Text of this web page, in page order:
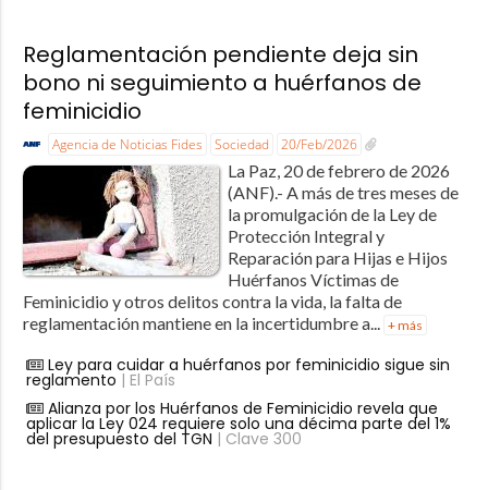
Reglamentación pendiente deja sin
bono ni seguimiento a huérfanos de
feminicidio
Agencia de Noticias Fides Sociedad 20/Feb/2026
La Paz, 20 de febrero de 2026
(ANF).- A más de tres meses de
la promulgación de la Ley de
Protección Integral y
Reparación para Hijas e Hijos
Huérfanos Víctimas de
Feminicidio y otros delitos contra la vida, la falta de
reglamentación mantiene en la incertidumbre a... + más
Ley para cuidar a huérfanos por feminicidio sigue sin
reglamento | El País
Alianza por los Huérfanos de Feminicidio revela que
aplicar la Ley 024 requiere solo una décima parte del 1%
del presupuesto del TGN | Clave 300